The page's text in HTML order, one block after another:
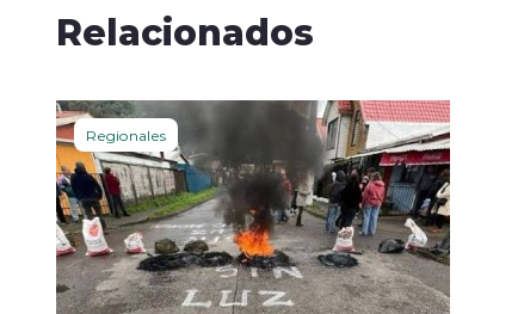
Relacionados
Regionales